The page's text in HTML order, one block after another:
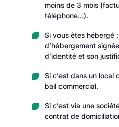
moins de 3 mois
téléphone…).
Si vous êtes hébergé
d’hébergement
d’identité et son
Si c’est dans un local
bail commercial.
Si c’est via une
contrat de